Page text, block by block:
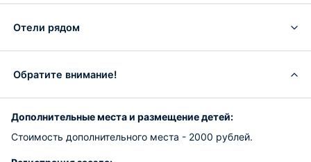
Отели рядом
Обратите внимание!
Дополнительные места и размещение детей:
Стоимость дополнительного места - 2000 рублей.